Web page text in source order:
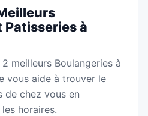
Patisseries à
meilleurs Boulangeries à
vous aide à trouver le
de chez vous en
horaires.